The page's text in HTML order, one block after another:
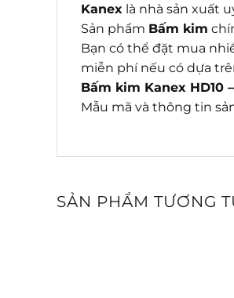
Kanex là nhà sản xuất
Sản phẩm Bấm kim
Bạn có thể đặt mua
miễn phí nếu có dựa
Bấm kim Kanex HD10
Mẫu mã và thông tin
SẢN PHẨM TƯƠNG